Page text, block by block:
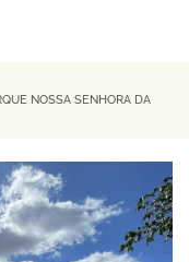
NOSSA SENHORA DA